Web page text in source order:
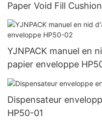
Paper Void Fill
YJNPACK manuel en
papier enveloppe
Dispensateur
HP50-01